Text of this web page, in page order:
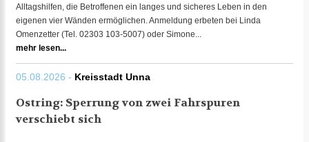
Alltagshilfen, die Betroffenen ein langes und sicheres Leben in den
eigenen vier Wänden ermöglichen. Anmeldung erbeten bei Linda
Omenzetter (Tel. 02303 103-5007) oder Simone...
mehr lesen...
05.08.2026 - Kreisstadt Unna
Ostring: Sperrung von zwei Fahrspuren
verschiebt sich